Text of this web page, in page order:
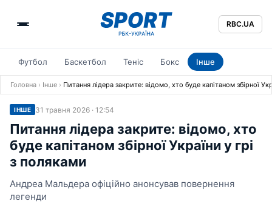
RBC.UA
Футбол Баскетбол Теніс Бокс Інше
Головна › Інше › Питання лідера закрите: відомо, хто буде капітаном збірної
ІНШЕ 31 травня 2026 · 12:54
Питання лідера закрите: відомо, хто
буде капітаном збірної України у грі
з поляками
Андреа Мальдера офіційно анонсував повернення
легенди